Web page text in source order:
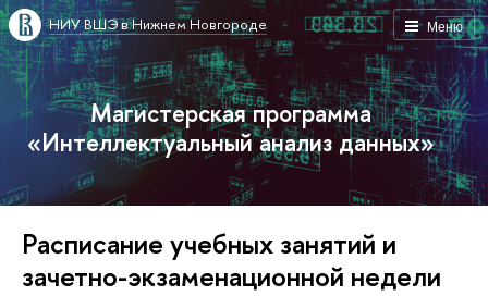
Меню
НИУ ВШЭ в Нижнем Новгороде
Магистерская программа
«Интеллектуальный анализ данных»
Расписание учебных занятий и
зачетно-экзаменационной недели